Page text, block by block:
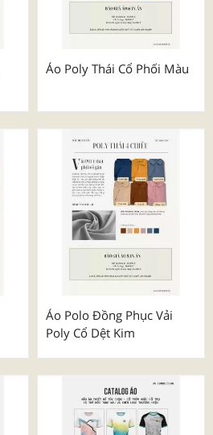
Áo Poly Thái Cổ Phối Màu
Áo Polo Đồng Phục Vải
Poly Cổ Dệt Kim